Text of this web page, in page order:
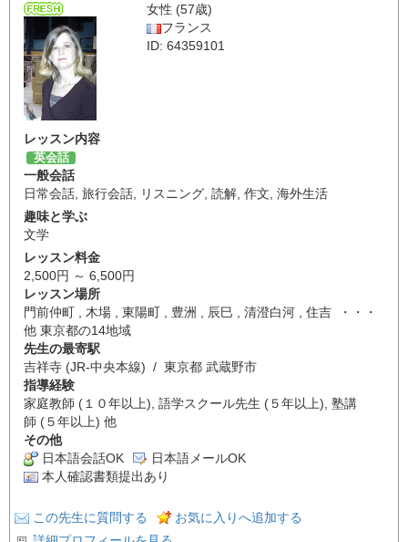
女性 (57歳)
フランス
ID: 64359101
レッスン内容
英会話
一般会話
日常会話 旅行会話 リスニング 読解 作文 海外生活
趣味と学ぶ
文学
レッスン料金
2,500円 ～ 6,500円
レッスン場所
門前仲町 , 木場 , 東陽町 , 豊洲 , 辰巳 , 清澄白河 , 住吉 ・・・
他 東京都の14地域
先生の最寄駅
吉祥寺 (JR-中央本線) / 東京都 武蔵野市
指導経験
家庭教師 (１０年以上), 語学スクール先生 (５年以上), 塾講
師 (５年以上) 他
その他
日本語会話OK
日本語メールOK
本人確認書類提出あり
この先生に質問する
お気に入りへ追加する